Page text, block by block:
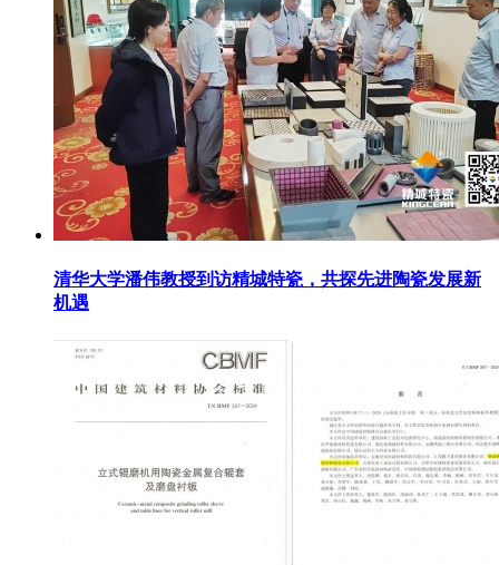
清华大学潘伟教授到访精城特瓷，共探先进陶瓷发展新
机遇